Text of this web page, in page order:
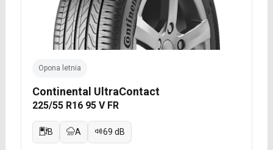
Opona letnia
Continental UltraContact
225/55 R16 95 V FR
B A 69 dB